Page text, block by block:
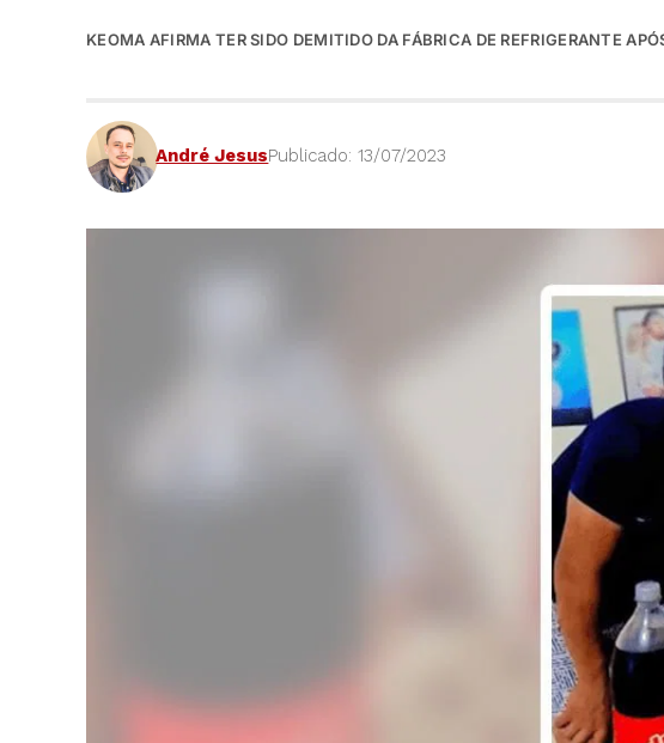
KEOMA AFIRMA TER SIDO DEMITIDO DA FÁBRICA DE REFRIGERANTE
André JesusPublicado: 13/07/2023